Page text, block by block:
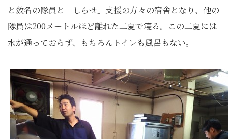
と数名の隊員と「しらせ」支援の方々の宿舎となり、他の
隊員は200メートルほど離れた二夏で寝る。この二夏には
水が通っておらず、もちろんトイレも風呂もない。